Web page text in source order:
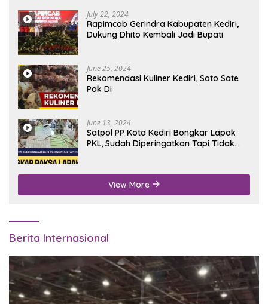
July 22, 2024
Rapimcab Gerindra Kabupaten Kediri,
Dukung Dhito Kembali Jadi Bupati
June 25, 2024
Rekomendasi Kuliner Kediri, Soto Sate
Pak Di
June 13, 2024
Satpol PP Kota Kediri Bongkar Lapak
PKL, Sudah Diperingatkan Tapi Tidak
View More
Berita Internasional